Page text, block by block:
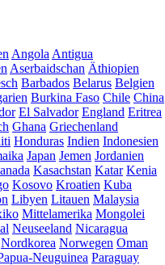
Angola Antigua
Aserbaidschan Äthiopien
Barbados Belarus Belgien
Burkina Faso Chile China
El Salvador England Eritrea
Ghana Griechenland
Honduras Indien Indonesien
Japan Jemen Jordanien
Kasachstan Katar Kenia
Kosovo Kroatien Kuba
Libyen Litauen Malaysia
Mittelamerika Mongolei
Neuseeland Nicaragua
Nordkorea Norwegen Oman
Neuguinea Paraguay